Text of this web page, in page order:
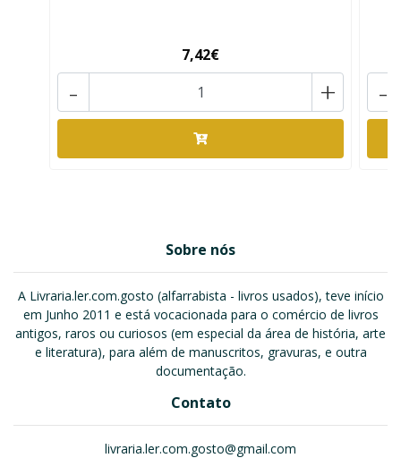
7,42€
+
- -
Sobre nós
A Livraria.ler.com.gosto (alfarrabista - livros usados), teve início
em Junho 2011 e está vocacionada para o comércio de livros
antigos, raros ou curiosos (em especial da área de história, arte
e literatura), para além de manuscritos, gravuras, e outra
documentação.
Contato
livraria.ler.com.gosto@gmail.com